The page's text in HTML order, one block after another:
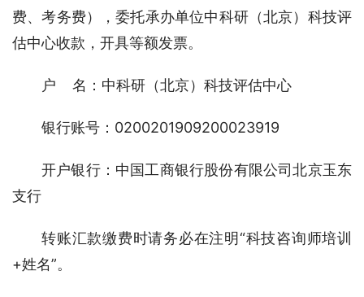
费、考务费），委托承办单位中科研（北京）科技评
估中心收款，开具等额发票。
户    名：中科研（北京）科技评估中心
银行账号：0200201909200023919
开户银行：中国工商银行股份有限公司北京玉东
支行
转账汇款缴费时请务必在注明“科技咨询师培训
+姓名”。